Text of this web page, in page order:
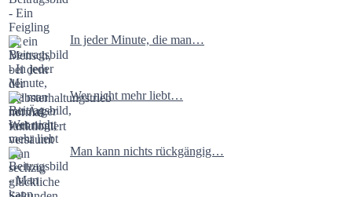
In jeder Minute, die man…
Wer nicht mehr liebt…
Man kann nichts rückgängig…